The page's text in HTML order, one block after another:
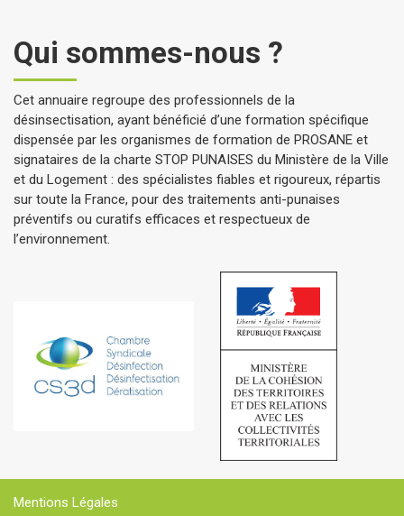
Qui sommes-nous ?
Cet annuaire regroupe des professionnels de la
désinsectisation, ayant bénéficié d’une formation spécifique
dispensée par les organismes de formation de PROSANE et
signataires de la charte STOP PUNAISES du Ministère de la Ville
et du Logement : des spécialistes fiables et rigoureux, répartis
sur toute la France, pour des traitements anti-punaises
préventifs ou curatifs efficaces et respectueux de
l’environnement.
Mentions Légales